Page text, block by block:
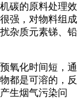
碳的原料处理效
强，对物料组成
杂质元素锑、铅
氧化时间短，通
都是可溶的，反
生烟气污染问